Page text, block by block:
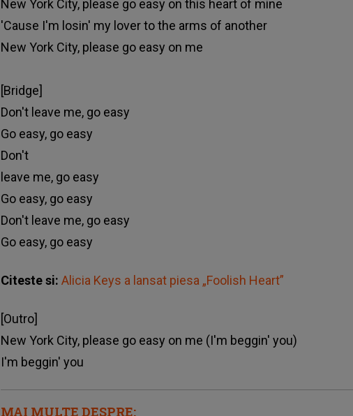
New York City, please go easy on this heart of mine
'Cause I'm losin' my lover to the arms of another
New York City, please go easy on me
[Bridge]
Don't leave me, go easy
Go easy, go easy
Don't
leave me, go easy
Go easy, go easy
Don't leave me, go easy
Go easy, go easy
Citeste si: Alicia Keys a lansat piesa „Foolish Heart”
[Outro]
New York City, please go easy on me (I'm beggin' you)
I'm beggin' you
MAI MULTE DESPRE: